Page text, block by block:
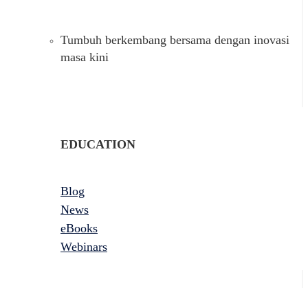
Tumbuh berkembang bersama dengan inovasi
masa kini
EDUCATION
Blog
News
eBooks
Webinars